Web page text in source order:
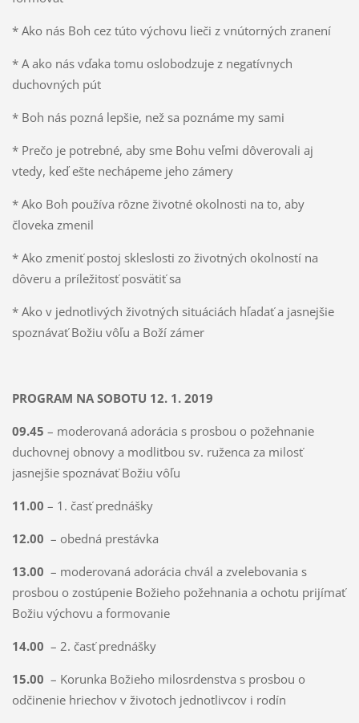
* Ako nás Boh cez túto výchovu lieči z vnútorných zranení
* A ako nás vďaka tomu oslobodzuje z negatívnych
duchovných pút
* Boh nás pozná lepšie, než sa poznáme my sami
* Prečo je potrebné, aby sme Bohu veľmi dôverovali aj
vtedy, keď ešte nechápeme jeho zámery
* Ako Boh používa rôzne životné okolnosti na to, aby
človeka zmenil
* Ako zmeniť postoj skleslosti zo životných okolností na
dôveru a príležitosť posvätiť sa
* Ako v jednotlivých životných situáciách hľadať a jasnejšie
spoznávať Božiu vôľu a Boží zámer
PROGRAM NA SOBOTU 12. 1. 2019
09.45 – moderovaná adorácia s prosbou o požehnanie
duchovnej obnovy a modlitbou sv. ruženca za milosť
jasnejšie spoznávať Božiu vôľu
11.00 – 1. časť prednášky
12.00 – obedná prestávka
13.00 – moderovaná adorácia chvál a zvelebovania s
prosbou o zostúpenie Božieho požehnania a ochotu prijímať
Božiu výchovu a formovanie
14.00 – 2. časť prednášky
15.00 – Korunka Božieho milosrdenstva s prosbou o
odčinenie hriechov v životoch jednotlivcov i rodín